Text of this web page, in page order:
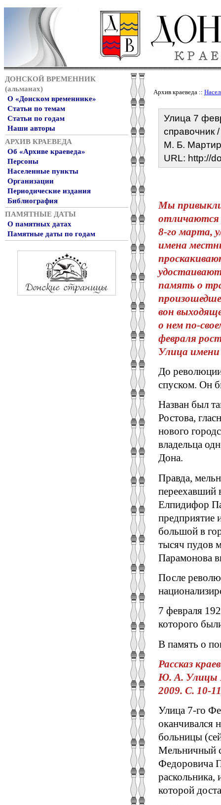
ДОНСКОЙ ВРЕМЕННИК
(альманах)
О «Донском временнике»
Статьи по темам
Статьи по годам
Наши авторы
АРХИВ КРАЕВЕДА
Об «Архиве краеведа»
Персоны
Населенные пункты
Организации
Периодические издания
Библиография
ПАМЯТНЫЕ ДАТЫ
О памятных датах
Памятные даты по годам
Архив краеведа ::
Улица 7
справочник
М. Б.
URL: http://
Мы
отличаются
8-го марта,
имена
память о
вон
о нем по-
февраля
Улица имени
До
спуском. Он
Назван был
Ростова,
нового
владельца
Дона.
Правда,
переехавший
Елпидифор
предприятие
большой в
тысяч пудов
Парамонова
После
7 февраля
которого
В память о
Рассказ
Ю. А. Улицы
2009. С. 10-
Улица 7-го
оканчивался
больницы
Мельничный
Федоровича
раскольника,
которой